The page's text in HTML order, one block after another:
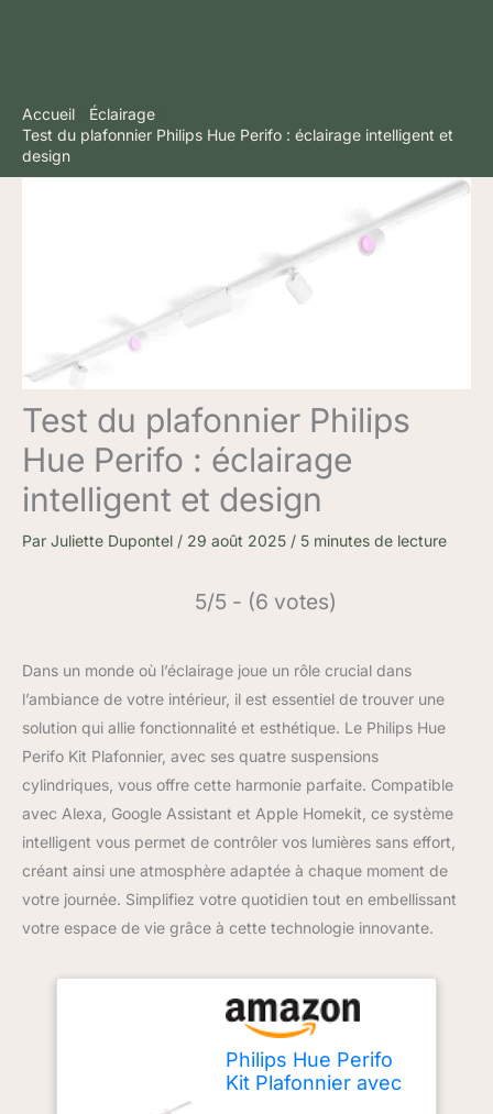
Accueil
Éclairage
Test du plafonnier Philips Hue Perifo : éclairage intelligent et
design
Test du plafonnier Philips
Hue Perifo : éclairage
intelligent et design
Par Juliette Dupontel / 29 août 2025 / 5 minutes de lecture
5/5 - (6 votes)
Dans un monde où l’éclairage joue un rôle crucial dans
l’ambiance de votre intérieur, il est essentiel de trouver une
solution qui allie fonctionnalité et esthétique. Le Philips Hue
Perifo Kit Plafonnier, avec ses quatre suspensions
cylindriques, vous offre cette harmonie parfaite. Compatible
avec Alexa, Google Assistant et Apple Homekit, ce système
intelligent vous permet de contrôler vos lumières sans effort,
créant ainsi une atmosphère adaptée à chaque moment de
votre journée. Simplifiez votre quotidien tout en embellissant
votre espace de vie grâce à cette technologie innovante.
Philips Hue Perifo
Kit Plafonnier avec